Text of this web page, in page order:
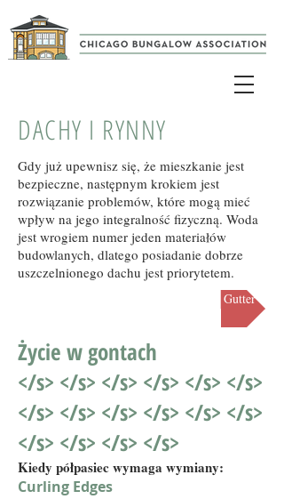
DACHY I RYNNY
Gdy już upewnisz się, że mieszkanie jest
bezpieczne, następnym krokiem jest
rozwiązanie problemów, które mogą mieć
wpływ na jego integralność fizyczną. Woda
jest wrogiem numer jeden materiałów
budowlanych, dlatego posiadanie dobrze
uszczelnionego dachu jest priorytetem.
Obejrzyj: Chimney &amp; Gutter
Życie w gontach
</s> </s> </s> </s> </s> </s>
</s> </s> </s> </s> </s> </s>
</s> </s> </s> </s>
Kiedy półpasiec wymaga wymiany:
Curling Edges